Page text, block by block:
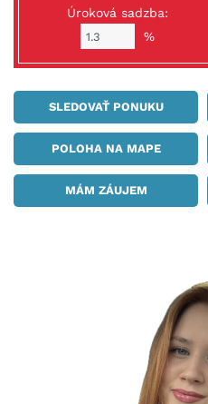
Úroková sadzba:
%
SLEDOVAŤ PONUKU
POLOHA NA MAPE
MÁM ZÁUJEM